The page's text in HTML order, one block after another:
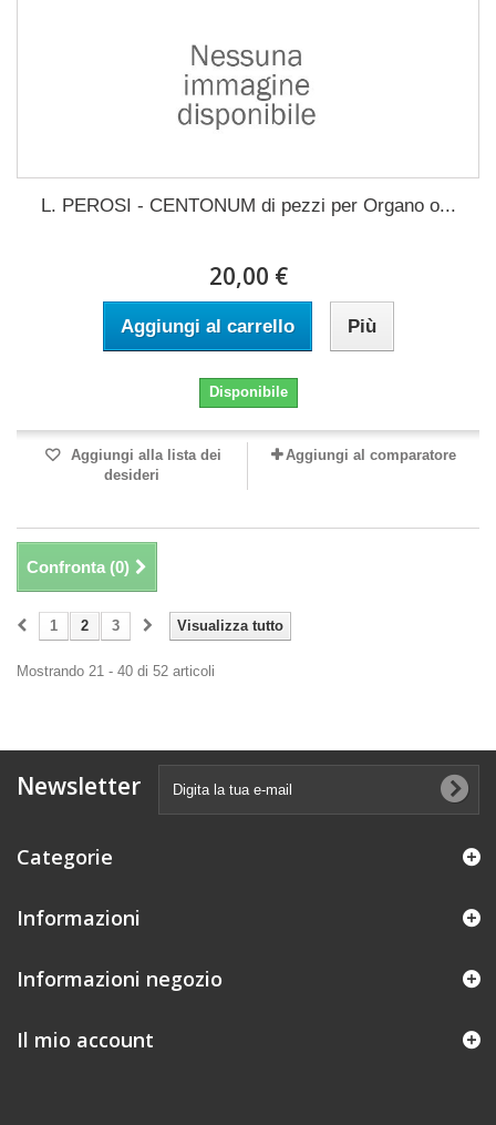
L. PEROSI - CENTONUM di pezzi per Organo o...
20,00 €
Aggiungi al carrello Più
Disponibile
Aggiungi alla lista dei
desideri
Aggiungi al comparatore
Confronta (0)
Visualizza tutto
1 2 3
Mostrando 21 - 40 di 52 articoli
Newsletter
Categorie
Informazioni
Informazioni negozio
Il mio account